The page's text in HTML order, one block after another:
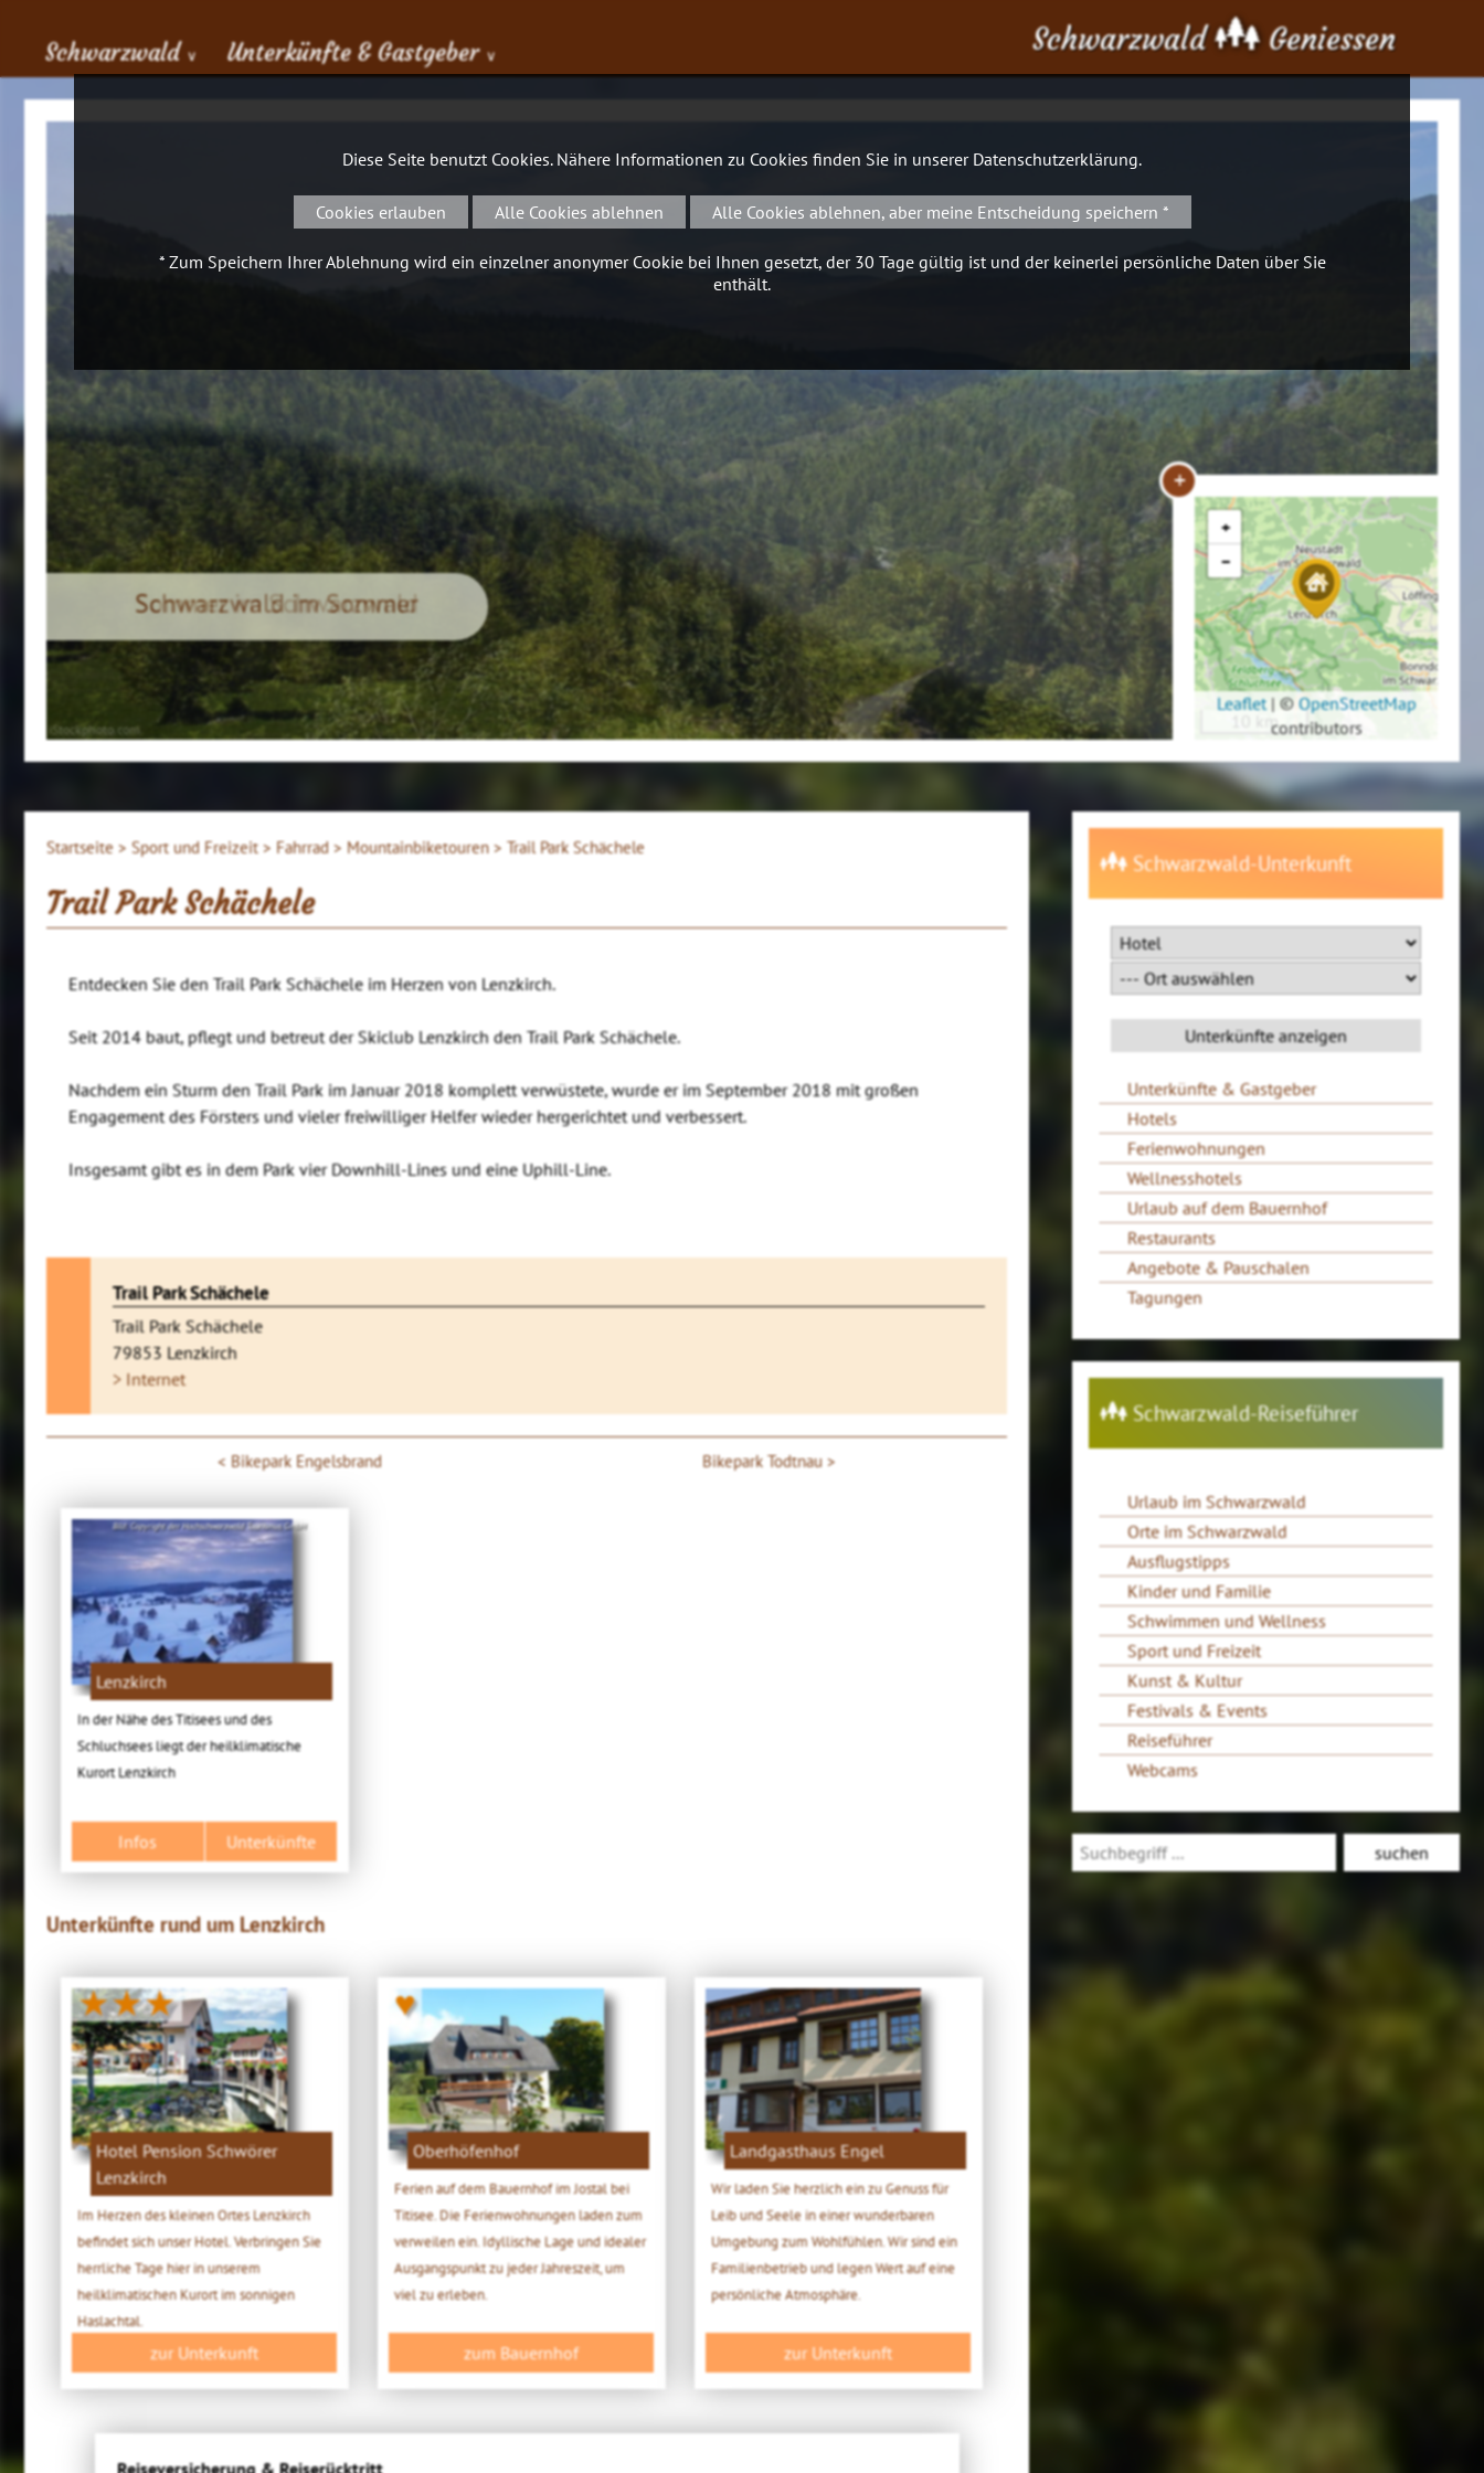
Schwarzwald ∨ Unterkünfte & Gastgeber ∨ Schwarzwald Geniessen
iStockphoto.com
Sommer im Schwarzwald
+
+
−
10 km
Leaflet |©OpenStreetMap
contributors
Startseite > Sport und Freizeit > Fahrrad > Mountainbiketouren > Trail Park Schächele
Trail Park Schächele
Entdecken Sie den Trail Park Schächele im Herzen von Lenzkirch.
Seit 2014 baut, pflegt und betreut der Skiclub Lenzkirch den Trail Park Schächele.
Nachdem ein Sturm den Trail Park im Januar 2018 komplett verwüstete, wurde er im September 2018 mit großen
Engagement des Försters und vieler freiwilliger Helfer wieder hergerichtet und verbessert.
Insgesamt gibt es in dem Park vier Downhill-Lines und eine Uphill-Line.
Trail Park Schächele
Trail Park Schächele
79853 Lenzkirch
> Internet
Bikepark Engelsbrand Bikepark Todtnau
Bild: Copyright der Hochschwarzwald Tourismus GmbH
Lenzkirch
In der Nähe des Titisees und des
Schluchsees liegt der heilklimatische
Kurort Lenzkirch
Infos Unterkünfte
Unterkünfte rund um Lenzkirch
★★★
Hotel Pension Schwörer
Lenzkirch
Im Herzen des kleinen Ortes Lenzkirch
befindet sich unser Hotel. Verbringen Sie
herrliche Tage hier in unserem
heilklimatischen Kurort im sonnigen
Haslachtal.
zur Unterkunft
♥
Oberhöfenhof
Ferien auf dem Bauernhof im Jostal bei
Titisee. Die Ferienwohnungen laden zum
verweilen ein. Idyllische Lage und idealer
Ausgangspunkt zu jeder Jahreszeit, um
viel zu erleben.
zum Bauernhof
Landgasthaus Engel
Wir laden Sie herzlich ein zu Genuss für
Leib und Seele in einer wunderbaren
Umgebung zum Wohlfühlen. Wir sind ein
Familienbetrieb und legen Wert auf eine
persönliche Atmosphäre.
zur Unterkunft
Reiseversicherung & Reiserücktritt
Schwarzwald-Unterkunft
Unterkünfte & Gastgeber
Hotels
Ferienwohnungen
Wellnesshotels
Urlaub auf dem Bauernhof
Restaurants
Angebote & Pauschalen
Tagungen
Schwarzwald-Reiseführer
Urlaub im Schwarzwald
Orte im Schwarzwald
Ausflugstipps
Kinder und Familie
Schwimmen und Wellness
Sport und Freizeit
Kunst & Kultur
Festivals & Events
Reiseführer
Webcams
Diese Seite benutzt Cookies. Nähere Informationen zu Cookies finden Sie in unserer Datenschutzerklärung.
Cookies erlauben Alle Cookies ablehnen Alle Cookies ablehnen, aber meine Entscheidung speichern *
* Zum Speichern Ihrer Ablehnung wird ein einzelner anonymer Cookie bei Ihnen gesetzt, der 30 Tage gültig ist und der keinerlei persönliche Daten über Sie
enthält.